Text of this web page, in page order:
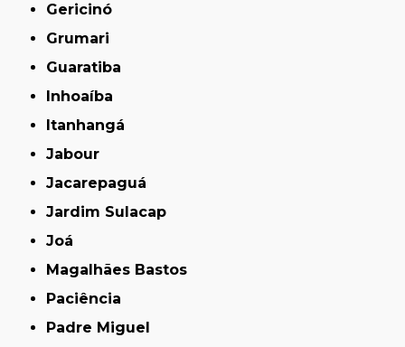
Gericinó
Grumari
Guaratiba
Inhoaíba
Itanhangá
Jabour
Jacarepaguá
Jardim Sulacap
Joá
Magalhães Bastos
Paciência
Padre Miguel